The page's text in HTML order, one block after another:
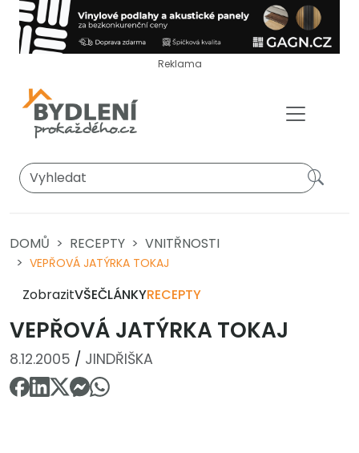
Reklama
DOMŮ RECEPTY VNITŘNOSTI
VEPŘOVÁ JATÝRKA TOKAJ
ZobrazitVŠEČLÁNKYRECEPTY
VEPŘOVÁ JATÝRKA TOKAJ
8.12.2005 / JINDŘIŠKA